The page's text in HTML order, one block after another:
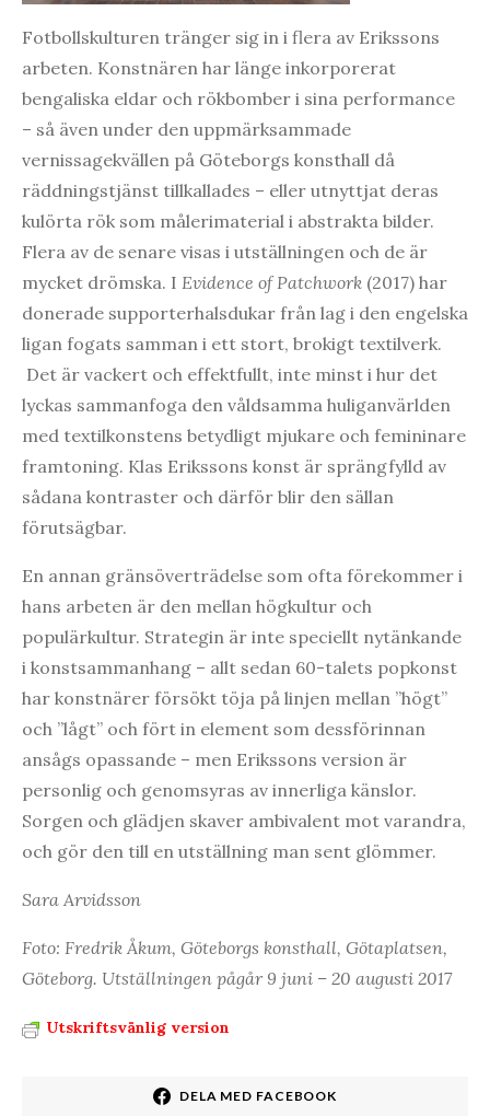
Fotbollskulturen tränger sig in i flera av Erikssons
arbeten. Konstnären har länge inkorporerat
bengaliska eldar och rökbomber i sina performance
– så även under den uppmärksammade
vernissagekvällen på Göteborgs konsthall då
räddningstjänst tillkallades – eller utnyttjat deras
kulörta rök som målerimaterial i abstrakta bilder.
Flera av de senare visas i utställningen och de är
mycket drömska. I Evidence of Patchwork (2017) har
donerade supporterhalsdukar från lag i den engelska
ligan fogats samman i ett stort, brokigt textilverk.
Det är vackert och effektfullt, inte minst i hur det
lyckas sammanfoga den våldsamma huliganvärlden
med textilkonstens betydligt mjukare och femininare
framtoning. Klas Erikssons konst är sprängfylld av
sådana kontraster och därför blir den sällan
förutsägbar.
En annan gränsöverträdelse som ofta förekommer i
hans arbeten är den mellan högkultur och
populärkultur. Strategin är inte speciellt nytänkande
i konstsammanhang – allt sedan 60-talets popkonst
har konstnärer försökt töja på linjen mellan ”högt”
och ”lågt” och fört in element som dessförinnan
ansågs opassande – men Erikssons version är
personlig och genomsyras av innerliga känslor.
Sorgen och glädjen skaver ambivalent mot varandra,
och gör den till en utställning man sent glömmer.
Sara Arvidsson
Foto: Fredrik Åkum, Göteborgs konsthall, Götaplatsen,
Göteborg. Utställningen pågår 9 juni – 20 augusti 2017
Utskriftsvänlig version
DELA MED FACEBOOK